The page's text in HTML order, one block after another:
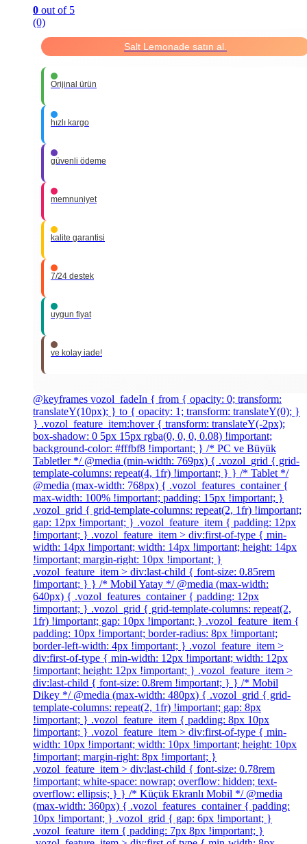
0 out of 5
(0)
Salt Lemonade satın al.
Orijinal ürün
hızlı kargo
güvenli ödeme
memnuniyet
kalite garantisi
7/24 destek
uygun fiyat
ve kolay iade!
@keyframes vozol_fadeIn { from { opacity: 0; transform:
translateY(10px); } to { opacity: 1; transform: translateY(0); }
} .vozol_feature_item:hover { transform: translateY(-2px);
box-shadow: 0 5px 15px rgba(0, 0, 0, 0.08) !important;
background-color: #fffbf8 !important; } /* PC ve Büyük
Tabletler */ @media (min-width: 769px) { .vozol_grid { grid-
template-columns: repeat(4, 1fr) !important; } } /* Tablet */
@media (max-width: 768px) { .vozol_features_container {
max-width: 100% !important; padding: 15px !important; }
.vozol_grid { grid-template-columns: repeat(2, 1fr) !important;
gap: 12px !important; } .vozol_feature_item { padding: 12px
!important; } .vozol_feature_item > div:first-of-type { min-
width: 14px !important; width: 14px !important; height: 14px
!important; margin-right: 10px !important; }
.vozol_feature_item > div:last-child { font-size: 0.85rem
!important; } } /* Mobil Yatay */ @media (max-width:
640px) { .vozol_features_container { padding: 12px
!important; } .vozol_grid { grid-template-columns: repeat(2,
1fr) !important; gap: 10px !important; } .vozol_feature_item {
padding: 10px !important; border-radius: 8px !important;
border-left-width: 4px !important; } .vozol_feature_item >
div:first-of-type { min-width: 12px !important; width: 12px
!important; height: 12px !important; } .vozol_feature_item >
div:last-child { font-size: 0.8rem !important; } } /* Mobil
Dikey */ @media (max-width: 480px) { .vozol_grid { grid-
template-columns: repeat(2, 1fr) !important; gap: 8px
!important; } .vozol_feature_item { padding: 8px 10px
!important; } .vozol_feature_item > div:first-of-type { min-
width: 10px !important; width: 10px !important; height: 10px
!important; margin-right: 8px !important; }
.vozol_feature_item > div:last-child { font-size: 0.78rem
!important; white-space: nowrap; overflow: hidden; text-
overflow: ellipsis; } } /* Küçük Ekranlı Mobil */ @media
(max-width: 360px) { .vozol_features_container { padding:
10px !important; } .vozol_grid { gap: 6px !important; }
.vozol_feature_item { padding: 7px 8px !important; }